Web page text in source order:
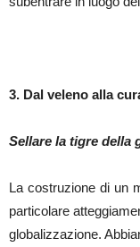
3. Dal veleno alla
Sellare la tigre della
La costruzione di un
particolare
globalizzazione.